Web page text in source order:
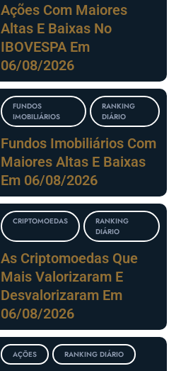
Ações Com Maiores
Altas E Baixas No
IBOVESPA Em
06/08/2026
FUNDOS
IMOBILIÁRIOS
RANKING
DIÁRIO
Fundos Imobiliários Com
Maiores Altas E Baixas
Em 06/08/2026
CRIPTOMOEDAS
RANKING
DIÁRIO
As Criptomoedas Que
Mais Valorizaram E
Desvalorizaram Em
06/08/2026
AÇÕES RANKING DIÁRIO